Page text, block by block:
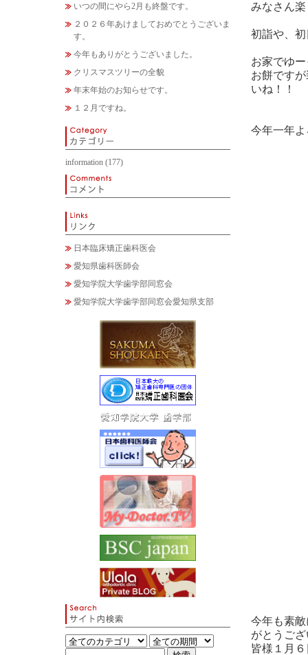
いつの間にやら2月も終盤です。
２０２６年あけましておめでとうございま
す。
今年もありがとうございました。
クリスマスツリーの全貌
年末年始のお知らせです。
１２月ですね。
information (177)
日本臨床矯正歯科医会
愛知県歯科医師会
愛知学院大学歯学部同窓会
愛知学院大学歯学部同窓会愛知県支部
みなさん
初詣や、
お家でゆ
お餅です
いね！！
今年一年
今年も素
がとうご
皆様１月